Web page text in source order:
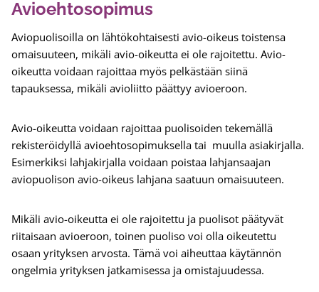
Avioehtosopimus
Aviopuolisoilla on lähtökohtaisesti avio-oikeus toistensa
omaisuuteen, mikäli avio-oikeutta ei ole rajoitettu. Avio-
oikeutta voidaan rajoittaa myös pelkästään siinä
tapauksessa, mikäli avioliitto päättyy avioeroon.
Avio-oikeutta voidaan rajoittaa puolisoiden tekemällä
rekisteröidyllä avioehtosopimuksella tai muulla asiakirjalla.
Esimerkiksi lahjakirjalla voidaan poistaa lahjansaajan
aviopuolison avio-oikeus lahjana saatuun omaisuuteen.
Mikäli avio-oikeutta ei ole rajoitettu ja puolisot päätyvät
riitaisaan avioeroon, toinen puoliso voi olla oikeutettu
osaan yrityksen arvosta. Tämä voi aiheuttaa käytännön
ongelmia yrityksen jatkamisessa ja omistajuudessa.